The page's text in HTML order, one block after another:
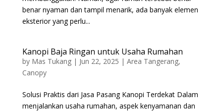
benar nyaman dan tampil menarik, ada banyak elemen
eksterior yang perlu...
Kanopi Baja Ringan untuk Usaha Rumahan
by Mas Tukang| Jun 22, 2025 | Area Tangerang,
Canopy
Solusi Praktis dari Jasa Pasang Kanopi Terdekat Dalam
menjalankan usaha rumahan, aspek kenyamanan dan